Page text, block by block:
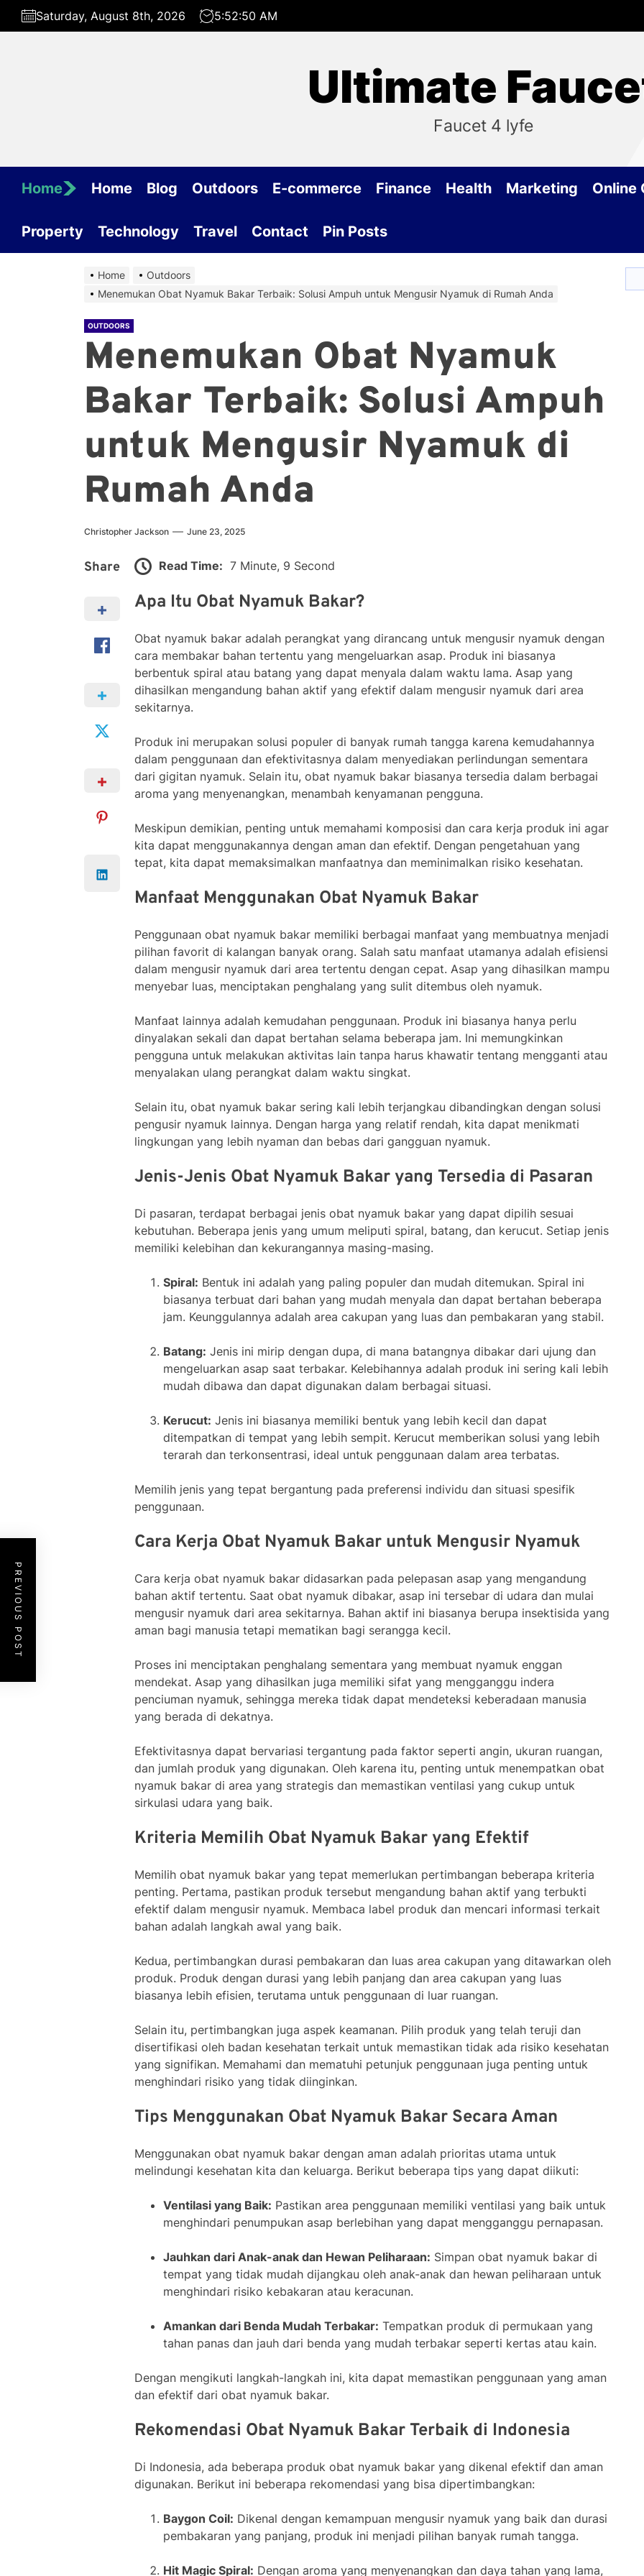
Skip
Saturday, August 8th, 2026 5:52:51 AM
Ultimate
Faucet 4 lyfe
Home Home Blog Outdoors E-commerce Finance Health Marketing Online
Property Technology Travel Contact Pin Posts
Home
Outdoors
Menemukan Obat Nyamuk Bakar Terbaik: Solusi Ampuh untuk Mengusir Nyamuk di Rumah Anda
OUTDOORS
Menemukan Obat Nyamuk
Bakar Terbaik: Solusi Ampuh
untuk Mengusir Nyamuk di
Rumah Anda
Christopher Jackson June 23, 2025
Share Read Time: 7 Minute, 9 Second
Apa Itu Obat Nyamuk Bakar?
Obat nyamuk bakar adalah perangkat yang dirancang untuk mengusir nyamuk dengan
cara membakar bahan tertentu yang mengeluarkan asap. Produk ini biasanya
berbentuk spiral atau batang yang dapat menyala dalam waktu lama. Asap yang
dihasilkan mengandung bahan aktif yang efektif dalam mengusir nyamuk dari area
sekitarnya.
Produk ini merupakan solusi populer di banyak rumah tangga karena kemudahannya
dalam penggunaan dan efektivitasnya dalam menyediakan perlindungan sementara
dari gigitan nyamuk. Selain itu, obat nyamuk bakar biasanya tersedia dalam berbagai
aroma yang menyenangkan, menambah kenyamanan pengguna.
Meskipun demikian, penting untuk memahami komposisi dan cara kerja produk ini agar
kita dapat menggunakannya dengan aman dan efektif. Dengan pengetahuan yang
tepat, kita dapat memaksimalkan manfaatnya dan meminimalkan risiko kesehatan.
Manfaat Menggunakan Obat Nyamuk Bakar
Penggunaan obat nyamuk bakar memiliki berbagai manfaat yang membuatnya menjadi
pilihan favorit di kalangan banyak orang. Salah satu manfaat utamanya adalah efisiensi
dalam mengusir nyamuk dari area tertentu dengan cepat. Asap yang dihasilkan mampu
menyebar luas, menciptakan penghalang yang sulit ditembus oleh nyamuk.
Manfaat lainnya adalah kemudahan penggunaan. Produk ini biasanya hanya perlu
dinyalakan sekali dan dapat bertahan selama beberapa jam. Ini memungkinkan
pengguna untuk melakukan aktivitas lain tanpa harus khawatir tentang mengganti atau
menyalakan ulang perangkat dalam waktu singkat.
Selain itu, obat nyamuk bakar sering kali lebih terjangkau dibandingkan dengan solusi
pengusir nyamuk lainnya. Dengan harga yang relatif rendah, kita dapat menikmati
lingkungan yang lebih nyaman dan bebas dari gangguan nyamuk.
Jenis-Jenis Obat Nyamuk Bakar yang Tersedia di Pasaran
Di pasaran, terdapat berbagai jenis obat nyamuk bakar yang dapat dipilih sesuai
kebutuhan. Beberapa jenis yang umum meliputi spiral, batang, dan kerucut. Setiap jenis
memiliki kelebihan dan kekurangannya masing-masing.
Spiral: Bentuk ini adalah yang paling populer dan mudah ditemukan. Spiral ini
biasanya terbuat dari bahan yang mudah menyala dan dapat bertahan beberapa
jam. Keunggulannya adalah area cakupan yang luas dan pembakaran yang stabil.
Batang: Jenis ini mirip dengan dupa, di mana batangnya dibakar dari ujung dan
mengeluarkan asap saat terbakar. Kelebihannya adalah produk ini sering kali lebih
mudah dibawa dan dapat digunakan dalam berbagai situasi.
Kerucut: Jenis ini biasanya memiliki bentuk yang lebih kecil dan dapat
ditempatkan di tempat yang lebih sempit. Kerucut memberikan solusi yang lebih
terarah dan terkonsentrasi, ideal untuk penggunaan dalam area terbatas.
Memilih jenis yang tepat bergantung pada preferensi individu dan situasi spesifik
penggunaan.
Cara Kerja Obat Nyamuk Bakar untuk Mengusir Nyamuk
Cara kerja obat nyamuk bakar didasarkan pada pelepasan asap yang mengandung
bahan aktif tertentu. Saat obat nyamuk dibakar, asap ini tersebar di udara dan mulai
mengusir nyamuk dari area sekitarnya. Bahan aktif ini biasanya berupa insektisida yang
aman bagi manusia tetapi mematikan bagi serangga kecil.
Proses ini menciptakan penghalang sementara yang membuat nyamuk enggan
mendekat. Asap yang dihasilkan juga memiliki sifat yang mengganggu indera
penciuman nyamuk, sehingga mereka tidak dapat mendeteksi keberadaan manusia
yang berada di dekatnya.
Efektivitasnya dapat bervariasi tergantung pada faktor seperti angin, ukuran ruangan,
dan jumlah produk yang digunakan. Oleh karena itu, penting untuk menempatkan obat
nyamuk bakar di area yang strategis dan memastikan ventilasi yang cukup untuk
sirkulasi udara yang baik.
Kriteria Memilih Obat Nyamuk Bakar yang Efektif
Memilih obat nyamuk bakar yang tepat memerlukan pertimbangan beberapa kriteria
penting. Pertama, pastikan produk tersebut mengandung bahan aktif yang terbukti
efektif dalam mengusir nyamuk. Membaca label produk dan mencari informasi terkait
bahan adalah langkah awal yang baik.
Kedua, pertimbangkan durasi pembakaran dan luas area cakupan yang ditawarkan oleh
produk. Produk dengan durasi yang lebih panjang dan area cakupan yang luas
biasanya lebih efisien, terutama untuk penggunaan di luar ruangan.
Selain itu, pertimbangkan juga aspek keamanan. Pilih produk yang telah teruji dan
disertifikasi oleh badan kesehatan terkait untuk memastikan tidak ada risiko kesehatan
yang signifikan. Memahami dan mematuhi petunjuk penggunaan juga penting untuk
menghindari risiko yang tidak diinginkan.
Tips Menggunakan Obat Nyamuk Bakar Secara Aman
Menggunakan obat nyamuk bakar dengan aman adalah prioritas utama untuk
melindungi kesehatan kita dan keluarga. Berikut beberapa tips yang dapat diikuti:
Ventilasi yang Baik: Pastikan area penggunaan memiliki ventilasi yang baik untuk
menghindari penumpukan asap berlebihan yang dapat mengganggu pernapasan.
Jauhkan dari Anak-anak dan Hewan Peliharaan: Simpan obat nyamuk bakar di
tempat yang tidak mudah dijangkau oleh anak-anak dan hewan peliharaan untuk
menghindari risiko kebakaran atau keracunan.
Amankan dari Benda Mudah Terbakar: Tempatkan produk di permukaan yang
tahan panas dan jauh dari benda yang mudah terbakar seperti kertas atau kain.
Dengan mengikuti langkah-langkah ini, kita dapat memastikan penggunaan yang aman
dan efektif dari obat nyamuk bakar.
Rekomendasi Obat Nyamuk Bakar Terbaik di Indonesia
Di Indonesia, ada beberapa produk obat nyamuk bakar yang dikenal efektif dan aman
digunakan. Berikut ini beberapa rekomendasi yang bisa dipertimbangkan:
Baygon Coil: Dikenal dengan kemampuan mengusir nyamuk yang baik dan durasi
pembakaran yang panjang, produk ini menjadi pilihan banyak rumah tangga.
Hit Magic Spiral: Dengan aroma yang menyenangkan dan daya tahan yang lama,
PREVIOUS POST